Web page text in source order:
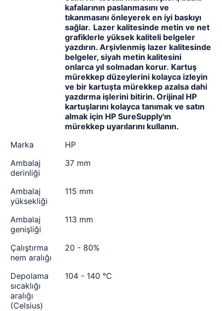
kafalarının paslanmasını ve
tıkanmasını önleyerek en iyi baskıyı
sağlar. Lazer kalitesinde metin ve net
grafiklerle yüksek kaliteli belgeler
yazdırın. Arşivlenmiş lazer kalitesinde
belgeler, siyah metin kalitesini
onlarca yıl solmadan korur. Kartuş
mürekkep düzeylerini kolayca izleyin
ve bir kartuşta mürekkep azalsa dahi
yazdırma işlerini bitirin. Orijinal HP
kartuşlarını kolayca tanımak ve satın
almak için HP SureSupply'ın
mürekkep uyarılarını kullanın.
Marka
HP
Ambalaj
derinliği
37 mm
Ambalaj
yüksekliği
115 mm
Ambalaj
genişliği
113 mm
Çalıştırma
nem aralığı
20 - 80%
Depolama
sıcaklığı
aralığı
(Celsius)
104 - 140 °C